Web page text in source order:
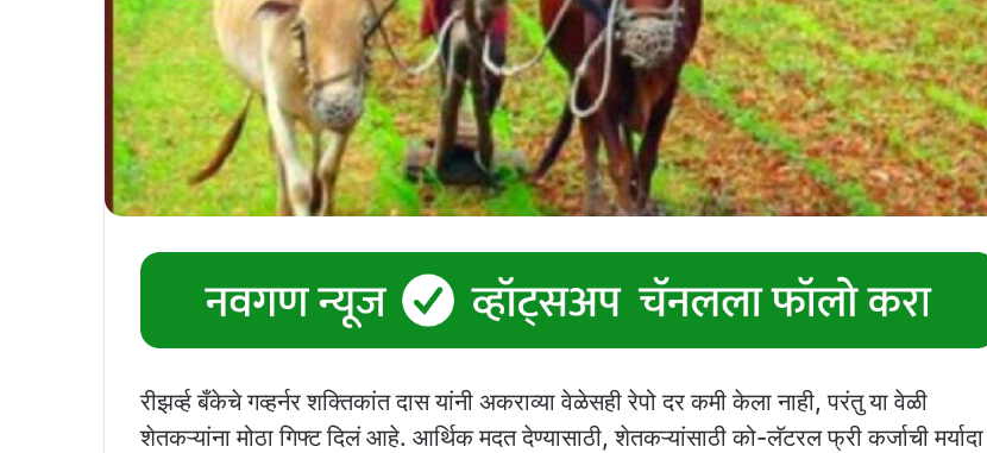
रीझर्व्ह बँकेचे गव्हर्नर शक्तिकांत दास यांनी अकराव्या वेळेसही रेपो दर कमी केला नाही, परंतु या वेळी
शेतकऱ्यांना मोठा गिफ्ट दिलं आहे. आर्थिक मदत देण्यासाठी, शेतकऱ्यांसाठी को-लॅटरल फ्री कर्जाची मर्यादा